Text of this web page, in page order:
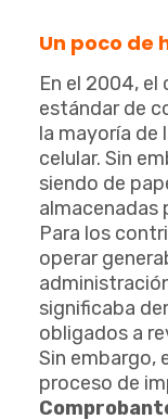
Un poco de
En el 2004,
estándar de
la mayoría de
celular. Sin
siendo de
almacenadas
Para los
operar
significaba
obligados a
Sin embargo,
proceso de